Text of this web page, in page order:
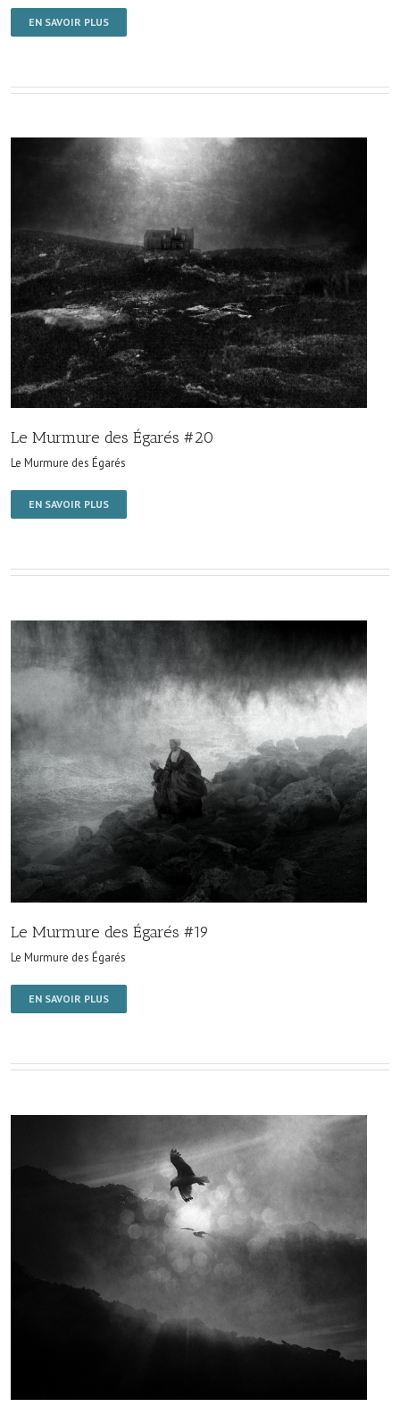
EN SAVOIR PLUS
Le Murmure des Égarés #20
Le Murmure des Égarés
EN SAVOIR PLUS
Le Murmure des Égarés #19
Le Murmure des Égarés
EN SAVOIR PLUS